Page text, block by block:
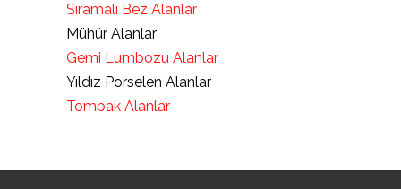
Sıramalı Bez Alanlar
Mühür Alanlar
Gemi Lumbozu Alanlar
Yıldız Porselen Alanlar
Tombak Alanlar